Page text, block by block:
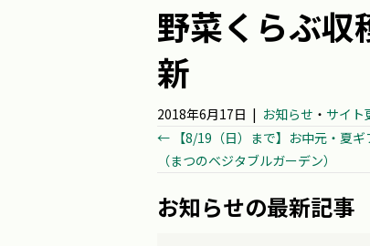
野菜くらぶ
新
2018年6月17日 | お知らせ ・ サイト
Posts
← 【8/19（日）まで】お中元・夏ギ
（まつのベジタブルガーデン）
お知らせの最新記事